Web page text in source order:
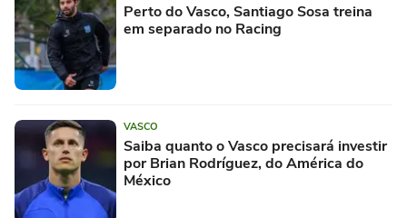
Perto do Vasco, Santiago Sosa treina
em separado no Racing
VASCO
Saiba quanto o Vasco precisará investir
por Brian Rodríguez, do América do
México